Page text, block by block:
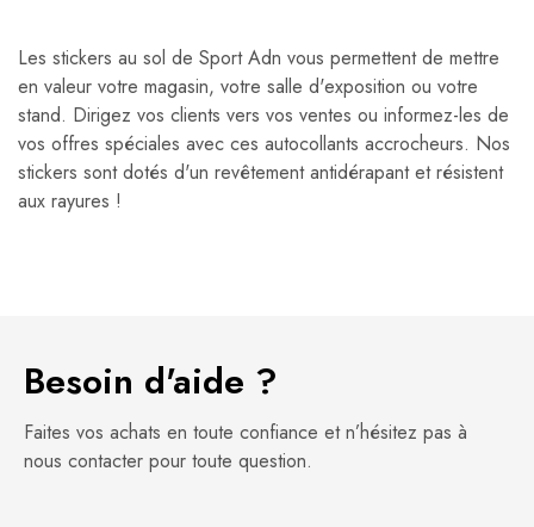
Les stickers au sol de Sport Adn vous permettent de mettre
en valeur votre magasin, votre salle d'exposition ou votre
stand. Dirigez vos clients vers vos ventes ou informez-les de
vos offres spéciales avec ces autocollants accrocheurs. Nos
stickers sont dotés d'un revêtement antidérapant et résistent
aux rayures !
Besoin d'aide ?
Faites vos achats en toute confiance et n’hésitez pas à
nous contacter pour toute question.